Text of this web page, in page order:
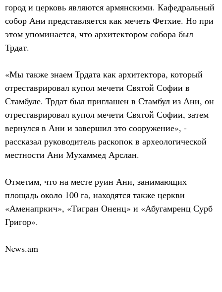
город и церковь являются армянскими. Кафедральный
собор Ани представляется как мечеть Фетхие. Но при
этом упоминается, что архитектором собора был
Трдат.
«Мы также знаем Трдата как архитектора, который
отреставрировал купол мечети Святой Софии в
Стамбуле. Трдат был приглашен в Стамбул из Ани, он
отреставрировал купол мечети Святой Софии, затем
вернулся в Ани и завершил это сооружение», -
рассказал руководитель раскопок в археологической
местности Ани Мухаммед Арслан.
Отметим, что на месте руин Ани, занимающих
площадь около 100 га, находятся также церкви
«Аменапркич», «Тигран Оненц» и «Абугамренц Сурб
Григор».
News.am